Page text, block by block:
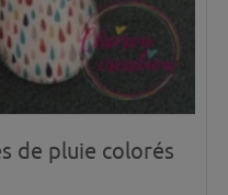
de pluie colorés